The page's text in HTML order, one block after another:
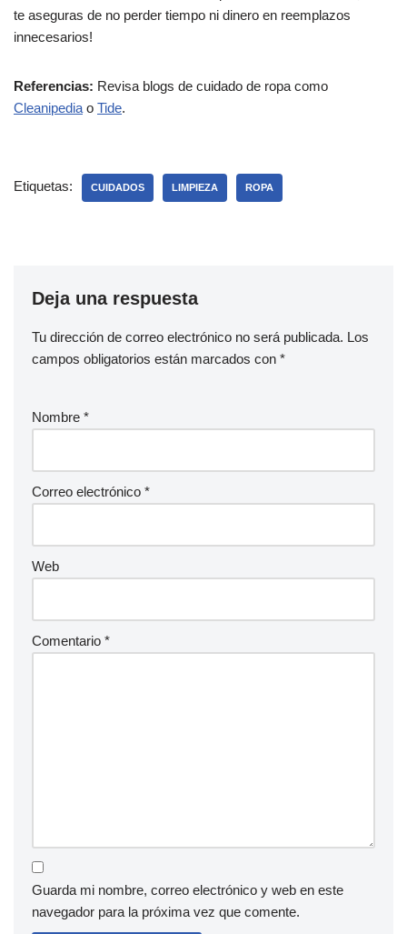
te aseguras de no perder tiempo ni dinero en reemplazos
innecesarios!
Referencias: Revisa blogs de cuidado de ropa como
Cleanipedia o Tide.
Etiquetas: CUIDADOS LIMPIEZA ROPA
Deja una respuesta
Tu dirección de correo electrónico no será publicada. Los
campos obligatorios están marcados con *
Nombre *
Correo electrónico *
Web
Comentario *
Guarda mi nombre, correo electrónico y web en este
navegador para la próxima vez que comente.